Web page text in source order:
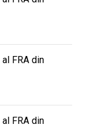
FRA din
FRA din